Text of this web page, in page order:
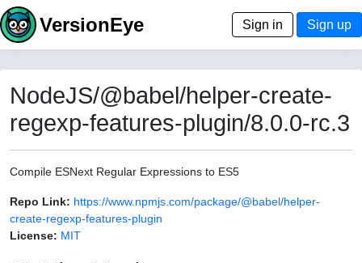
VersionEye Sign in Sign up
NodeJS/@babel/helper-create-
regexp-features-plugin/8.0.0-rc.3
Compile ESNext Regular Expressions to ES5
Repo Link: https://www.npmjs.com/package/@babel/helper-
create-regexp-features-plugin
License: MIT